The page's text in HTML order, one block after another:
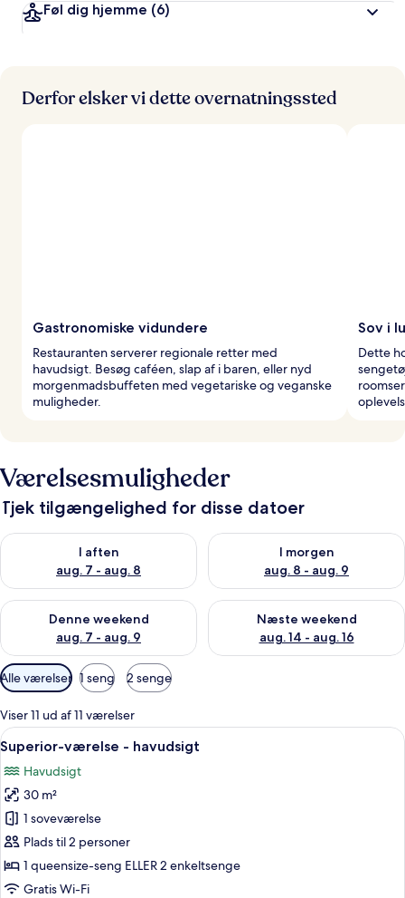
Føl dig hjemme (6)
Derfor elsker vi dette overnatningssted
Gastronomiske vidundere
Restauranten serverer regionale retter med
havudsigt. Besøg caféen, slap af i baren, eller nyd
morgenmadsbuffeten med vegetariske og veganske
muligheder.
Sov i
Dette
Værelsesmuligheder
Tjek tilgængelighed for disse datoer
I aften
aug. 7 - aug. 8
Tjek tilgængelighed for i aften aug. 7 - aug. 8
I morgen
aug. 8 - aug. 9
Tjek tilgængelighed for i
Denne weekend
aug. 7 - aug. 9
Tjek tilgængelighed for denne weekend aug. 7 - aug. 9
Næste weekend
aug. 14 - aug. 16
Tjek tilgængelighed for næste
Tilgængelige
filtre
for
værelser
Alle værelser 1 seng 2 senge
Viser 11 ud af 11 værelser
Indlæs
alle
billeder
af
Superior-
værelse
-
havudsigt
Et pænt indrettet hotelværelse med
5
Superior-værelse - havudsigt
Havudsigt
30 m²
1 soveværelse
Plads til 2 personer
1 queensize-seng ELLER 2 enkeltsenge
Gratis Wi-Fi